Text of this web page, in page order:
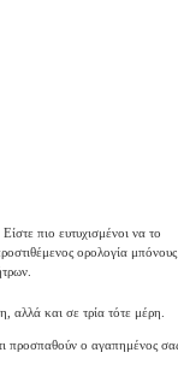
πιο ευτυχισμένοι να το
ορολογία μπόνους
αλλά και σε τρία τότε μέρη.
προσπαθούν ο αγαπημένος